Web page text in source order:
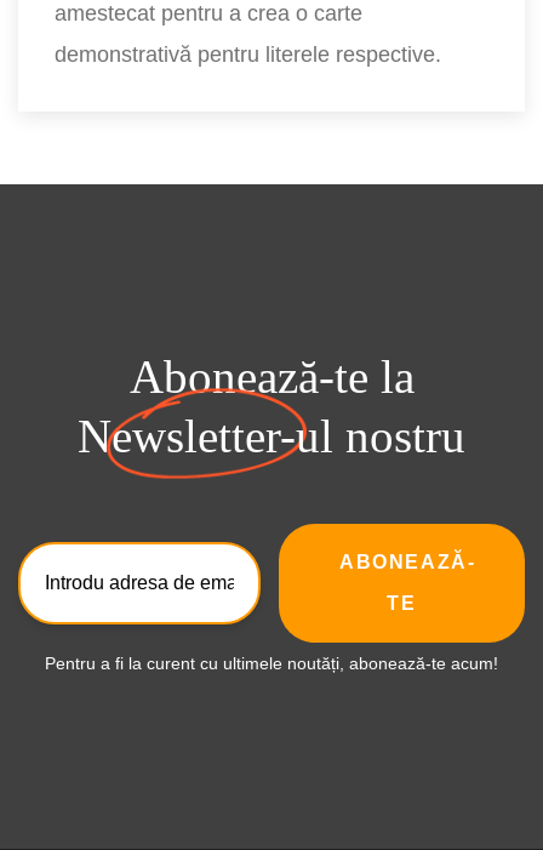
amestecat pentru a crea o carte
demonstrativă pentru literele respective.
Abonează-te la
Newsletter-ul nostru
ABONEAZĂ-
TE
Pentru a fi la curent cu ultimele noutăți, abonează-te acum!